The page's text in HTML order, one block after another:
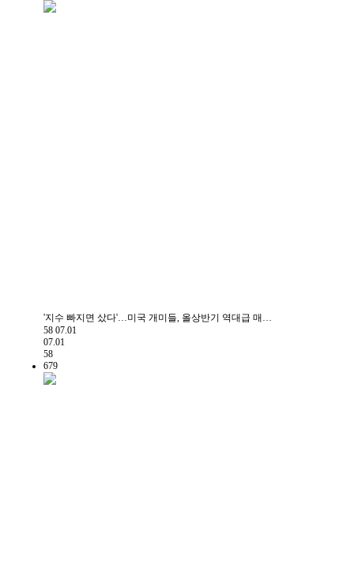
'지수 빠지면 샀다'…미국 개미들, 올상반기 역대급 매…
58 07.01
07.01
58
679